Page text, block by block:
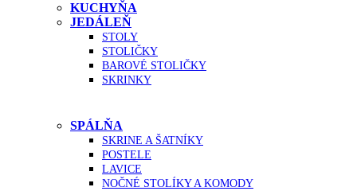
KUCHYŇA
JEDÁLEŇ
STOLY
STOLIČKY
BAROVÉ STOLIČKY
SKRINKY
SPÁLŇA
SKRINE A ŠATNÍKY
POSTELE
LAVICE
NOČNÉ STOLÍKY A KOMODY